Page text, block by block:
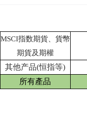
MSCI指数期貨、貨幣
期貨及期權
其他产品(恒指等)
所有產品